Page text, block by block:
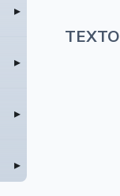
▸
▸
▸
▸